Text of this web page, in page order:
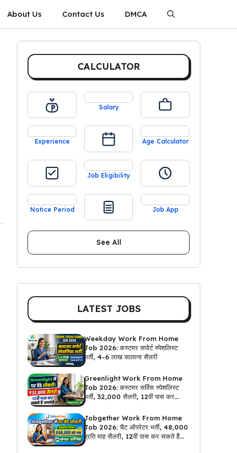
About Us Contact Us DMCA
CALCULATOR
Salary
Experience Age Calculator
Job Eligibility
Notice Period Job App
See All
LATEST JOBS
Weekday Work From Home
Job 2026: कस्टमर सपोर्ट स्पेशलिस्ट
भर्ती, 4-6 लाख सालाना सैलरी
Greenlight Work From Home
Job 2026: कस्टमर सर्विस स्पेशलिस्ट
भर्ती, ₹32,000 सैलरी, 12वीं पास कर
सकते हैं अप्लाई
Jobgether Work From Home
Job 2026: चैट ऑपरेटर भर्ती, ₹48,000
प्रति माह सैलरी, 12वीं पास कर सकते हैं
अप्लाई